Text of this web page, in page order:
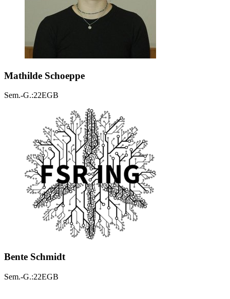
Mathilde Schoeppe
Sem.-G.:22EGB
Bente Schmidt
Sem.-G.:22EGB